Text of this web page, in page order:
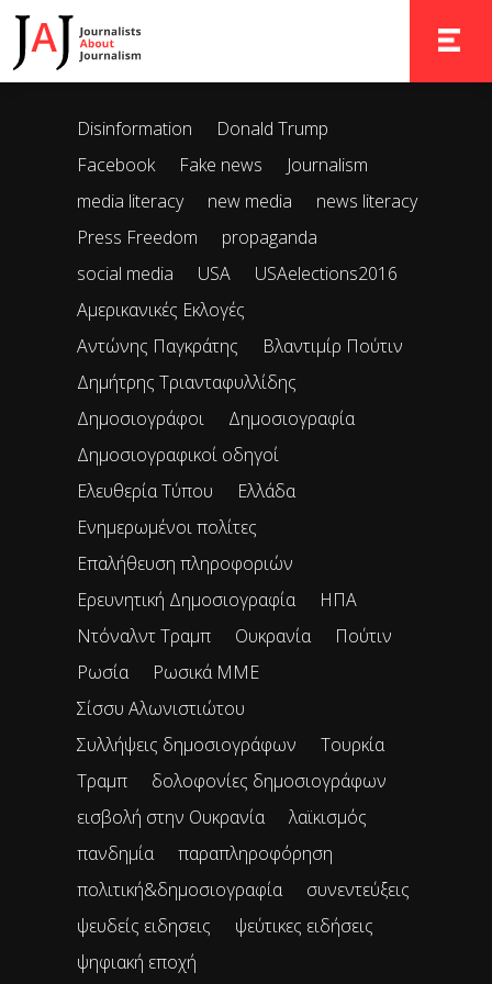
It seems we can’t find what you’re looking for. Perhaps
searching can help.
Disinformation
Donald Trump
Facebook
Fake news
Journalism
media literacy
new media
news literacy
Press Freedom
propaganda
social media
USA
USAelections2016
Αμερικανικές Εκλογές
Αντώνης Παγκράτης
Βλαντιμίρ Πούτιν
Δημήτρης Τριανταφυλλίδης
Δημοσιογράφοι
Δημοσιογραφία
Δημοσιογραφικοί οδηγοί
Ελευθερία Τύπου
Ελλάδα
Ενημερωμένοι πολίτες
Επαλήθευση πληροφοριών
Ερευνητική Δημοσιογραφία
ΗΠΑ
Ντόναλντ Τραμπ
Ουκρανία
Πούτιν
Ρωσία
Ρωσικά ΜΜΕ
Σίσσυ Αλωνιστιώτου
Συλλήψεις δημοσιογράφων
Τουρκία
Τραμπ
δολοφονίες δημοσιογράφων
εισβολή στην Ουκρανία
λαϊκισμός
πανδημία
παραπληροφόρηση
πολιτική&δημοσιογραφία
συνεντεύξεις
ψευδείς ειδησεις
ψεύτικες ειδήσεις
ψηφιακή εποχή